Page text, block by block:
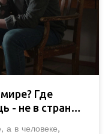
Где
- не в стране,
а в человеке,